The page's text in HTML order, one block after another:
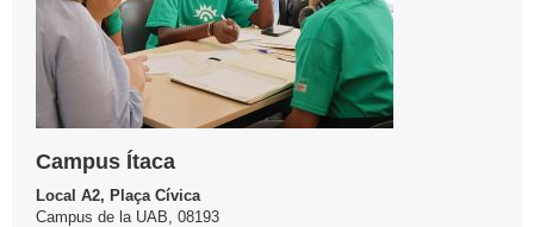
Campus Ítaca
Local A2, Plaça Cívica
Campus de la UAB, 08193